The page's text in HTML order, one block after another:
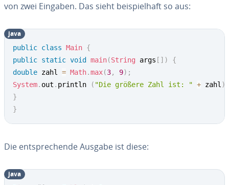
von zwei Eingaben. Das sieht bei­spiel­haft so aus:
public class Main {
public static void main(String args [ ] )
{
double zahl = Math.max(3, 9) ;
System. out . println ( "Die größere Zahl ist: " + zahl )
}
}
java
Die ent­spre­chen­de Ausgabe ist diese:
java